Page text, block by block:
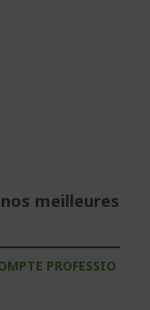
meilleures
PROFESSIO